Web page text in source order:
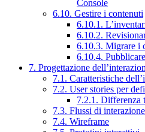
Console
6.10. Gestire i contenuti
6.10.1.
6.10.2.
6.10.3. Migrare i
6.10.4.
7. Progettazione
7.1. Caratteristiche
7.2. User stories per
7.2.1. Differenza
7.3. Flussi di interazione
7.4. Wireframe